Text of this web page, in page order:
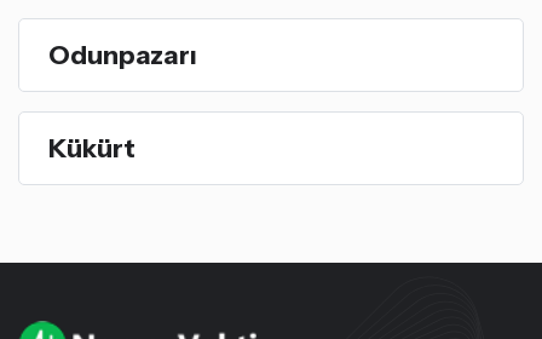
Odunpazarı
Kükürt